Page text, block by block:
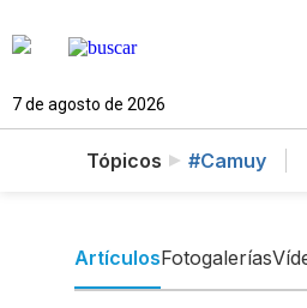
7 de agosto de 2026
Tópicos #Camuy
ArtículosFotogalerías